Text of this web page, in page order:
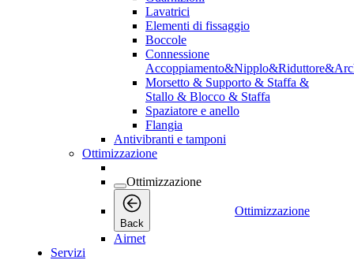
Lavatrici
Elementi di fissaggio
Boccole
Connessione
Morsetto & Supporto & Staffa &
Stallo & Blocco & Staffa
Spaziatore e anello
Flangia
Antivibranti e tamponi
Ottimizzazione
Ottimizzazione
Back
Ottimizzazione
Airnet
Servizi